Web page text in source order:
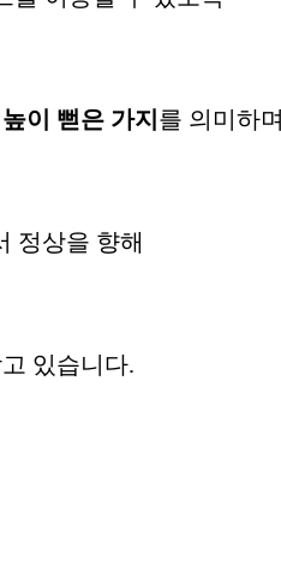
이 뻗은 가지 를 의미하며
정상을 향해
있습니다.